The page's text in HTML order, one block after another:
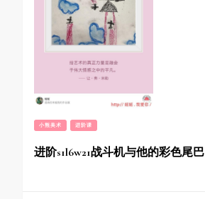
小熊美术 进阶课
进阶s1l6w21战斗机与他的彩色尾巴